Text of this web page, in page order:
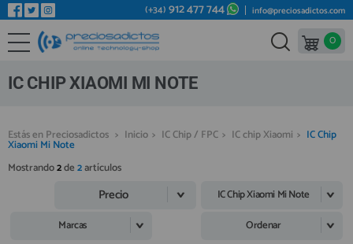
REPUESTOS MÓVILES
REPUESTOS TABLET
REPUESTOS VIDEOCONSOLAS
REPUESTOS OTROS DISPOSITIVOS
REPUESTOS PORTÁTILES
Bienvenid@ otra vez
YA SOY CLIENTE
(+34) 912 477 744 info@preciosadictos.com
0
IC CHIP XIAOMI MI NOTE
Estás en Preciosadictos > Inicio > IC Chip / FPC > IC chip Xiaomi > IC Chip
Xiaomi Mi Note
Mostrando2de2artículos
Precio
IC Chip Xiaomi Mi Note
Marcas
Ordenar